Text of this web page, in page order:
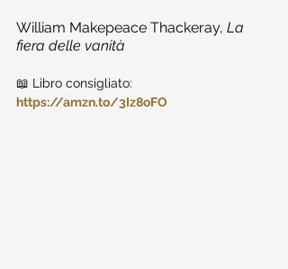
William Makepeace Thackeray, La
fiera delle vanità
📖 Libro consigliato:
https://amzn.to/3Iz8oFO